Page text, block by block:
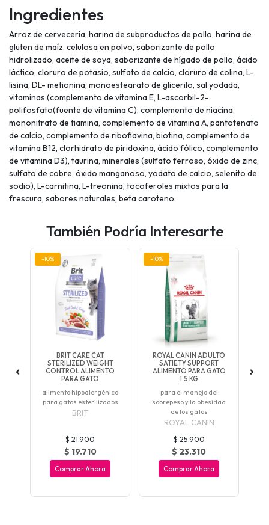
Ingredientes
Arroz de cervecería, harina de subproductos de pollo, harina de
gluten de maíz, celulosa en polvo, saborizante de pollo
hidrolizado, aceite de soya, saborizante de hígado de pollo, ácido
láctico, cloruro de potasio, sulfato de calcio, cloruro de colina, L-
lisina, DL- metionina, monoestearato de glicerilo, sal yodada,
vitaminas (complemento de vitamina E, L-ascorbil-2-
polifosfato(fuente de vitamina C), complemento de niacina,
mononitrato de tiamina, complemento de vitamina A, pantotenato
de calcio, complemento de riboflavina, biotina, complemento de
vitamina B12, clorhidrato de piridoxina, ácido fólico, complemento
de vitamina D3), taurina, minerales (sulfato ferroso, óxido de zinc,
sulfato de cobre, óxido manganoso, yodato de calcio, selenito de
sodio), L-carnitina, L-treonina, tocoferoles mixtos para la
frescura, sabores naturales, beta caroteno.
También Podría Interesarte
-10%
BRIT CARE CAT
STERILIZED WEIGHT
CONTROL ALIMENTO
PARA GATO
alimento hipoalergénico
para gatos esterilizados
BRIT
$ 21.900
$ 19.710
Comprar Ahora
-10%
ROYAL CANIN ADULTO
SATIETY SUPPORT
ALIMENTO PARA GATO
1.5 KG
para el manejo del
sobrepeso y la obesidad
de los gatos
ROYAL CANIN
$ 25.900
$ 23.310
Comprar Ahora